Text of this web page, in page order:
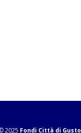
2025 Fondi Città di Gusto